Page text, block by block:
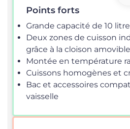
Points forts
Grande capacité de 10
Deux zones de cuisson
grâce à la cloison amovible
Montée en température
Cuissons homogènes et
Bac et accessoires
vaisselle